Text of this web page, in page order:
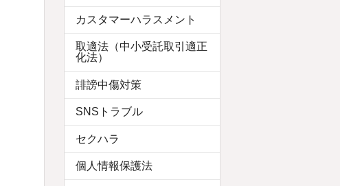
カスタマーハラスメント
取適法（中小受託取引適正
化法）
誹謗中傷対策
SNSトラブル
セクハラ
個人情報保護法